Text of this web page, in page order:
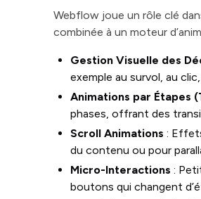
Webflow joue un rôle clé
combinée à un moteur
Gestion Visuelle des
exemple au survol, au
Animations par Étapes
phases, offrant des
Scroll Animations :
du contenu ou pour
Micro-Interactions :
boutons qui changent